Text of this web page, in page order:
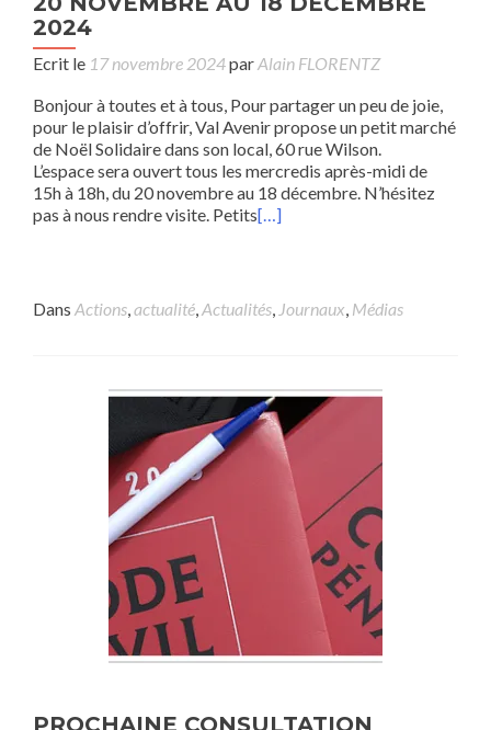
2024
Ecrit le 17 novembre 2024parAlain FLORENTZ
Bonjour à toutes et à tous, Pour partager un peu de joie,
pour le plaisir d’offrir, Val Avenir propose un petit marché
de Noël Solidaire dans son local, 60 rue Wilson.
L’espace sera ouvert tous les mercredis après-midi de
15h à 18h, du 20 novembre au 18 décembre. N’hésitez
pas à nous rendre visite. Petits[…]
Dans Actions,actualité,Actualités, Journaux, Médias
PROCHAINE CONSULTATION